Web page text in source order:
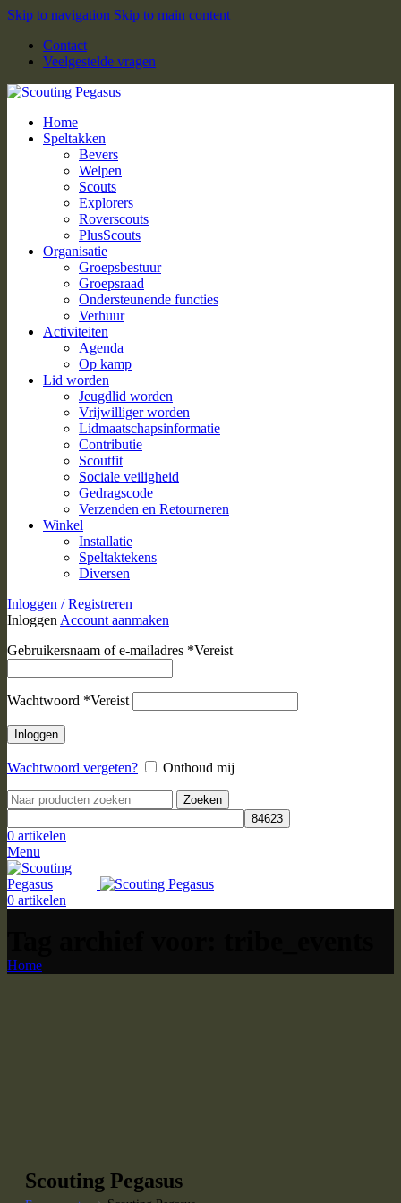
Skip to navigation Skip to main content
Contact
Veelgestelde vragen
Home
Speltakken
Bevers
Welpen
Scouts
Explorers
Roverscouts
PlusScouts
Organisatie
Groepsbestuur
Groepsraad
Ondersteunende functies
Verhuur
Activiteiten
Agenda
Op kamp
Lid worden
Jeugdlid worden
Vrijwilliger worden
Lidmaatschapsinformatie
Contributie
Scoutfit
Sociale veiligheid
Gedragscode
Verzenden en Retourneren
Winkel
Installatie
Speltaktekens
Diversen
Inloggen / Registreren
Inloggen Account aanmaken
Gebruikersnaam of e-mailadres *Vereist
Wachtwoord *Vereist
Inloggen
Wachtwoord vergeten? Onthoud mij
Zoeken
0 artikelen
Menu
0 artikelen
Home
Scouting Pegasus